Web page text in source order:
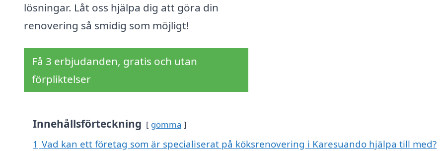
lösningar. Låt oss hjälpa dig att göra din
renovering så smidig som möjligt!
Få 3 erbjudanden, gratis och utan
förpliktelser
Innehållsförteckning gömma
1 Vad kan ett företag som är specialiserat på köksrenovering i Karesuando hjälpa till med?